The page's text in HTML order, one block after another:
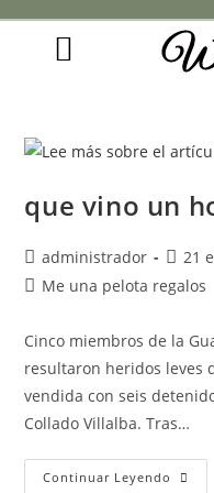
que vino un
administrador
21
Me una pelota regalos
Cinco miembros de la
resultaron heridos leves
vendida con seis
Collado Villalba. Tras…
Continuar Leyendo